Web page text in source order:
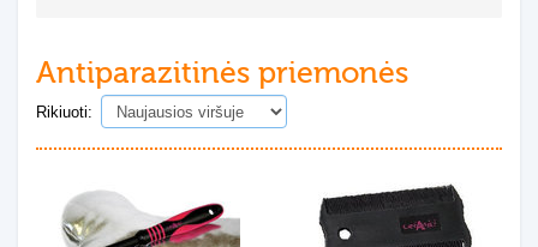
Antiparazitinės priemonės
Rikiuoti: